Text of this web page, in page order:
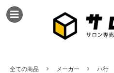
全ての商品 メーカー ハ行